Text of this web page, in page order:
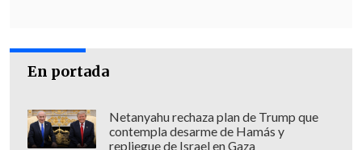
En portada
Netanyahu rechaza plan de Trump que
contempla desarme de Hamás y
repliegue de Israel en Gaza